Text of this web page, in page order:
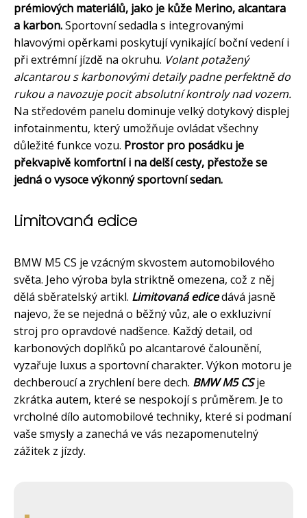
prémiových materiálů, jako je kůže Merino, alcantara
a karbon.Sportovní sedadla s integrovanými
hlavovými opěrkami poskytují vynikající boční vedení i
při extrémní jízdě na okruhu. Volant potažený
alcantarou s karbonovými detaily padne perfektně do
rukou a navozuje pocit absolutní kontroly nad vozem.
Na středovém panelu dominuje velký dotykový displej
infotainmentu, který umožňuje ovládat všechny
důležité funkce vozu. Prostor pro posádku je
překvapivě komfortní i na delší cesty, přestože se
jedná o vysoce výkonný sportovní sedan.
Limitovaná edice
BMW M5 CS je vzácným skvostem automobilového
světa. Jeho výroba byla striktně omezena, což z něj
dělá sběratelský artikl. Limitovaná edicedává jasně
najevo, že se nejedná o běžný vůz, ale o exkluzivní
stroj pro opravdové nadšence. Každý detail, od
karbonových doplňků po alcantarové čalounění,
vyzařuje luxus a sportovní charakter. Výkon motoru je
dechberoucí a zrychlení bere dech. BMW M5 CSje
zkrátka autem, které se nespokojí s průměrem. Je to
vrcholné dílo automobilové techniky, které si podmaní
vaše smysly a zanechá ve vás nezapomenutelný
zážitek z jízdy.